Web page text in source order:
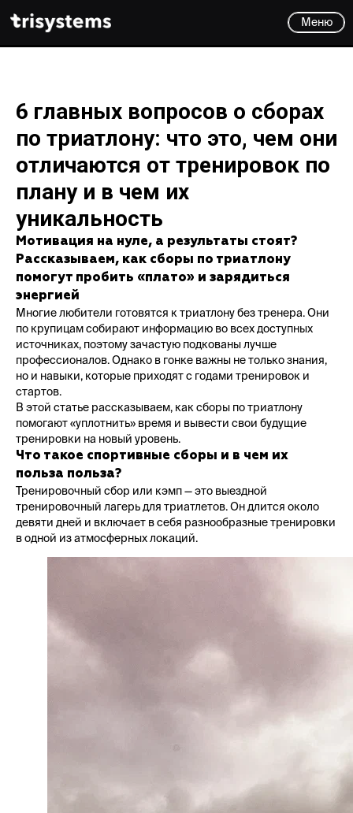
Меню
6 главных вопросов о сборах
по триатлону: что это, чем они
отличаются от тренировок по
плану и в чем их
уникальность
Мотивация на нуле, а результаты стоят?
Рассказываем, как сборы по триатлону
помогут пробить «плато» и зарядиться
энергией
Многие любители готовятся к триатлону без тренера. Они
по крупицам собирают информацию во всех доступных
источниках, поэтому зачастую подкованы лучше
профессионалов. Однако в гонке важны не только знания,
но и навыки, которые приходят с годами тренировок и
стартов.
В этой статье рассказываем, как сборы по триатлону
помогают «уплотнить» время и вывести свои будущие
тренировки на новый уровень.
Что такое спортивные сборы и в чем их
польза польза?
Тренировочный сбор или кэмп — это выездной
тренировочный лагерь для триатлетов. Он длится около
девяти дней и включает в себя разнообразные тренировки
в одной из атмосферных локаций.